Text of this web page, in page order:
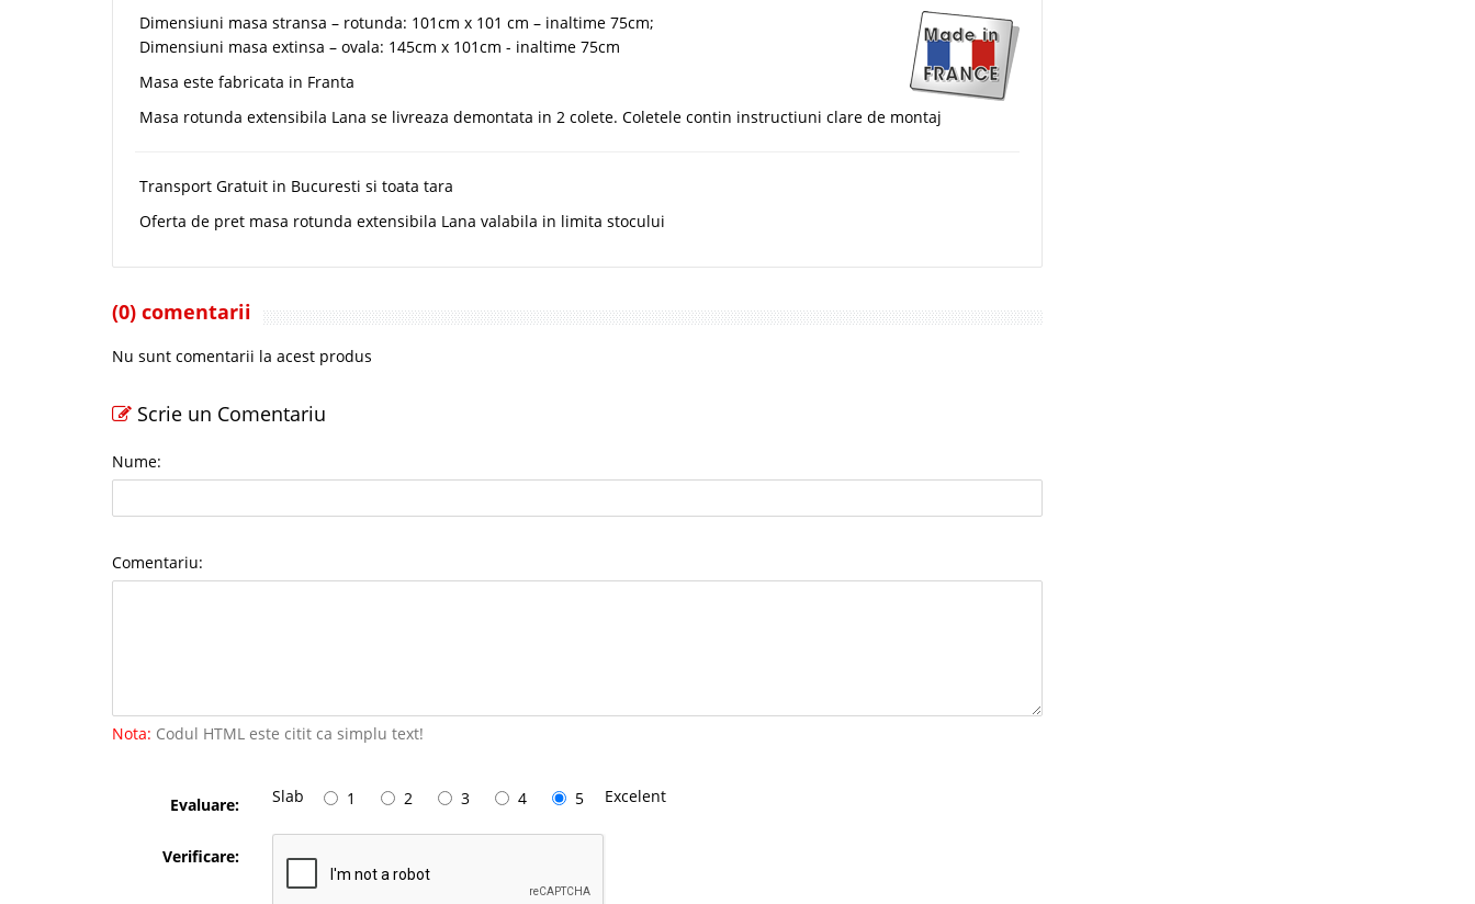
Dimensiuni masa stransa – rotunda: 101cm x 101 cm – inaltime 75cm;
Dimensiuni masa extinsa – ovala: 145cm x 101cm - inaltime 75cm
Masa este fabricata in Franta
Masa rotunda extensibila Lana se livreaza demontata in 2 colete. Coletele contin instructiuni clare de montaj
Transport Gratuit in Bucuresti si toata tara
Oferta de pret masa rotunda extensibila Lana valabila in limita stocului
(0) comentarii
Nu sunt comentarii la acest produs
Scrie un Comentariu
Nume:
Comentariu:
Nota: Codul HTML este citit ca simplu text!
Evaluare: Slab 1 2 3 4 5 Excelent
Verificare: